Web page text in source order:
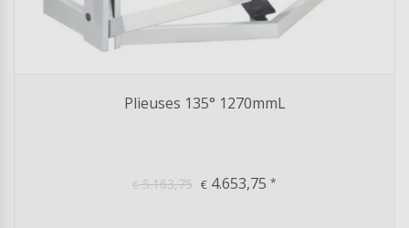
Plieuses 135° 1270mmL
€5.163,75 € 4.653,75 *